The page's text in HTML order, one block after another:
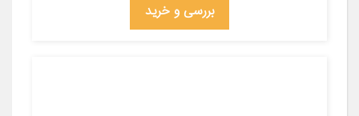
بررسی و خرید